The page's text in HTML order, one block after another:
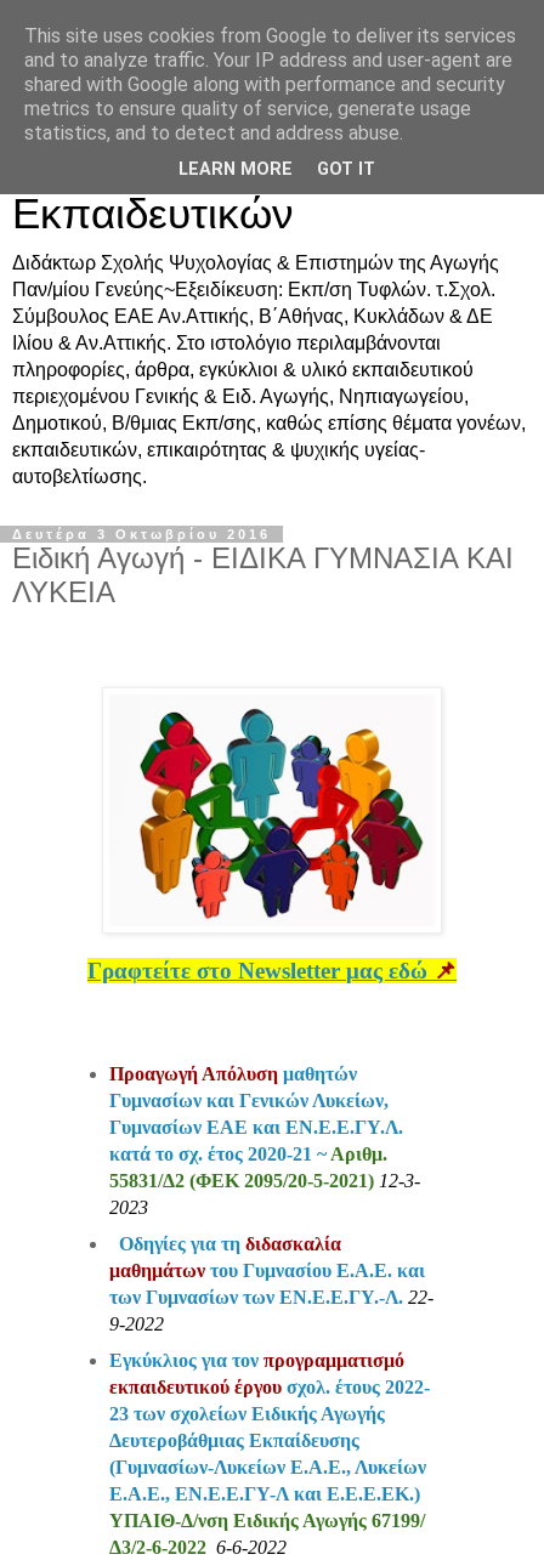
Δρ. Ράνια Χιουρέα-
Συμβουλευτική &
Υποστήριξη Γονέων &
Εκπαιδευτικών
Διδάκτωρ Σχολής Ψυχολογίας & Επιστημών της Αγωγής
Παν/μίου Γενεύης~Εξειδίκευση: Εκπ/ση Τυφλών. τ.Σχολ.
Σύμβουλος ΕΑΕ Αν.Αττικής, Β΄Αθήνας, Κυκλάδων & ΔΕ
Ιλίου & Αν.Αττικής. Στο ιστολόγιο περιλαμβάνονται
πληροφορίες, άρθρα, εγκύκλιοι & υλικό εκπαιδευτικού
περιεχομένου Γενικής & Ειδ. Αγωγής, Νηπιαγωγείου,
Δημοτικού, Β/θμιας Εκπ/σης, καθώς επίσης θέματα γονέων,
εκπαιδευτικών, επικαιρότητας & ψυχικής υγείας-
αυτοβελτίωσης.
Δευτέρα 3 Οκτωβρίου 2016
Ειδική Αγωγή - ΕΙΔΙΚΑ ΓΥΜΝΑΣΙΑ ΚΑΙ
ΛΥΚΕΙΑ
Γραφτείτε στο Newsletter μας εδώ 📌
Προαγωγή Απόλυσημαθητών
Γυμνασίων και Γενικών Λυκείων,
Γυμνασίων ΕΑΕ και ΕΝ.Ε.Ε.ΓΥ.Λ.
κατά το σχ. έτος 2020-21 ~Αριθμ.
55831/Δ2 (ΦΕΚ 2095/20-5-2021) 12-3-
2023
Οδηγίες για τη διδασκαλία
μαθημάτωντου Γυμνασίου Ε.Α.Ε. και
των Γυμνασίων των ΕΝ.Ε.Ε.ΓΥ.-Λ. 22-
9-2022
Εγκύκλιος για τον προγραμματισμό
εκπαιδευτικού έργουσχολ. έτους 2022-
23 των σχολείων Ειδικής Αγωγής
Δευτεροβάθμιας Εκπαίδευσης
(Γυμνασίων-Λυκείων Ε.Α.Ε., Λυκείων
Ε.Α.Ε., ΕΝ.Ε.Ε.ΓΥ-Λ και Ε.Ε.Ε.ΕΚ.)
ΥΠΑΙΘ-Δ/νση Ειδικής Αγωγής 67199/
Δ3/2-6-2022 6-6-2022
This site uses cookies from Google to deliver its services
and to analyze traffic. Your IP address and user-agent are
shared with Google along with performance and security
metrics to ensure quality of service, generate usage
statistics, and to detect and address abuse.
LEARN MORE GOT IT